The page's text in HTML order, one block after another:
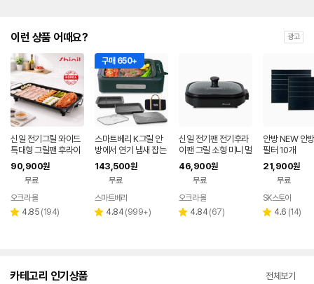
이런 상품 어때요? 광고
신일 전기그릴 와이드
특대형 그릴팬 후라이
팬 고기불판 멀티팬 가
정용 국산
90,900원
무료
오크라 몰
별 4.85 리
(194)
구매 650+
스마트베리 K그릴 안
방에서 연기 냄새 잡는
가정용 대형 전기그릴
만능요리 짬짜팬 대형
전골팬
143,500원
무료
페이
스마트베리
별 4.84 리
(999+)
신일 전기팬 전기후라
이팬 그릴 소형 미니 멀
티쿠커 국산
46,900원
무료
오크라 몰
별 4.84 리
(67)
안방 NEW 안
필터 10개
21,900원
무료
버페
SK스토아
별 4.6 리
(14)
카테고리 인기상품 전체보기